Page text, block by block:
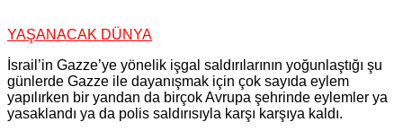
YAŞANACAK DÜNYA
İsrail’in Gazze’ye yönelik işgal saldırılarının yoğunlaştığı şu
günlerde Gazze ile dayanışmak için çok sayıda eylem
yapılırken bir yandan da birçok Avrupa şehrinde eylemler ya
yasaklandı ya da polis saldırısıyla karşı karşıya kaldı.